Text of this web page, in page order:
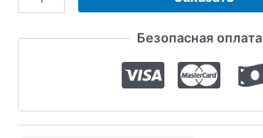
товара
Сап-
в
Безопасная оплата